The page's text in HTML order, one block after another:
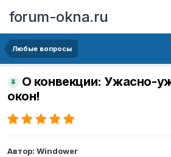
forum-okna.ru
Любые вопросы
О конвекции: Ужасно-
окон!
Автор: Windower